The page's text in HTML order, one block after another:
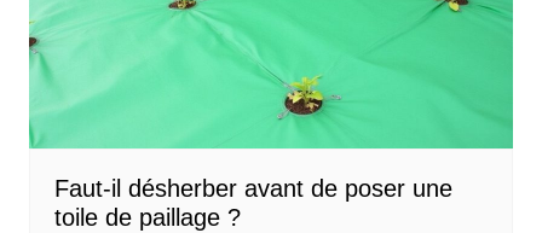
Faut-il désherber avant de poser une
toile de paillage ?